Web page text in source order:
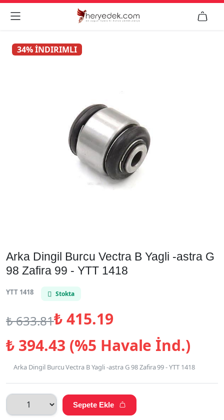
 
34% İNDIRIMLI
Arka Dingil Burcu Vectra B Yagli -astra G
98 Zafira 99 - YTT 1418
YTT 1418 Stokta
₺633.81₺415.19
₺394.43 (%5 Havale İnd.)
Arka Dingil Burcu Vectra B Yagli -astra G 98 Zafira 99 - YTT 1418
Sepete Ekle 